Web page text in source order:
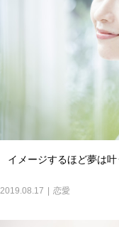
イメージするほど夢は
2019.08.17 恋愛